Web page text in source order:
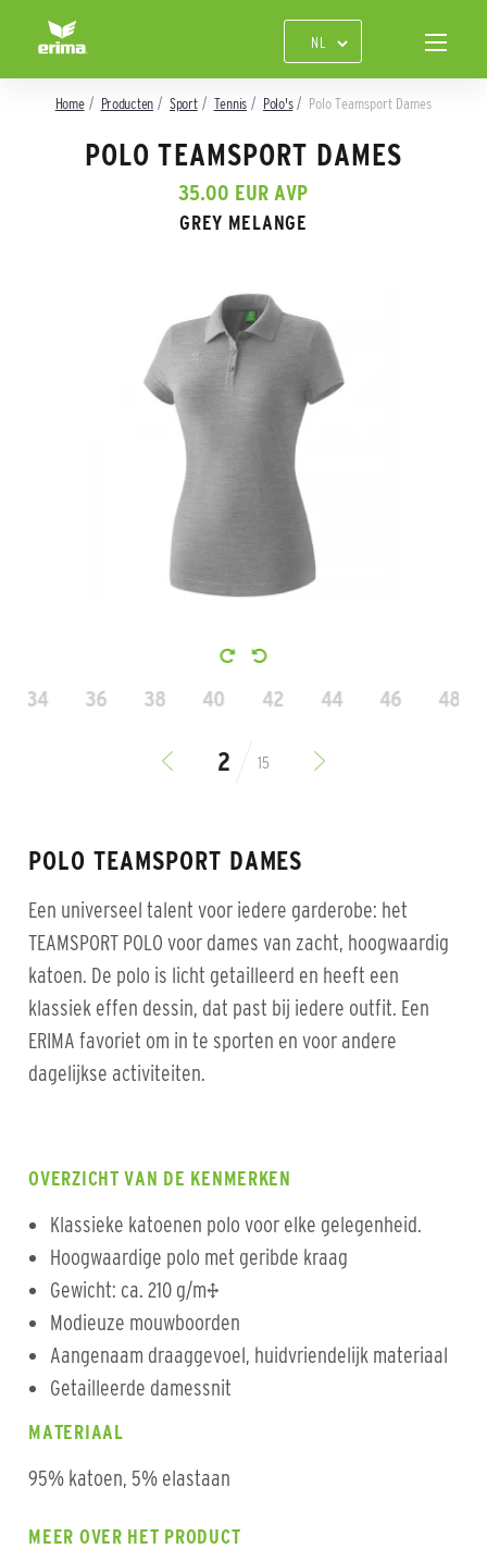
Home Producten Sport Tennis Polo's Polo Teamsport Dames
POLO TEAMSPORT DAMES
35.00 EUR AVP
GREY MELANGE
34 36 38 40 42 44 46 48
15
POLO TEAMSPORT DAMES
Een universeel talent voor iedere garderobe: het
TEAMSPORT POLO voor dames van zacht, hoogwaardig
katoen. De polo is licht getailleerd en heeft een
klassiek effen dessin, dat past bij iedere outfit. Een
ERIMA favoriet om in te sporten en voor andere
dagelijkse activiteiten.
OVERZICHT VAN DE KENMERKEN
Klassieke katoenen polo voor elke gelegenheid.
Hoogwaardige polo met geribde kraag
Gewicht: ca. 210 g/m²
Modieuze mouwboorden
Aangenaam draaggevoel, huidvriendelijk materiaal
Getailleerde damessnit
MATERIAAL
95% katoen, 5% elastaan
MEER OVER HET PRODUCT